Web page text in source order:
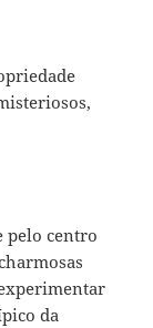
pelo centro
da